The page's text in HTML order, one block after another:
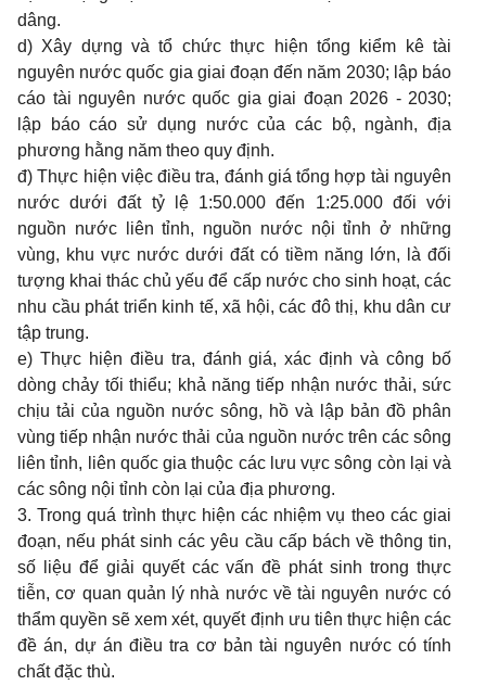
dâng.
d) Xây dựng và tổ chức thực hiện tổng kiểm kê tài
nguyên nước quốc gia giai đoạn đến năm 2030; lập báo
cáo tài nguyên nước quốc gia giai đoạn 2026 - 2030;
lập báo cáo sử dụng nước của các bộ, ngành, địa
phương hằng năm theo quy định.
đ) Thực hiện việc điều tra, đánh giá tổng hợp tài nguyên
nước dưới đất tỷ lệ 1:50.000 đến 1:25.000 đối với
nguồn nước liên tỉnh, nguồn nước nội tỉnh ở những
vùng, khu vực nước dưới đất có tiềm năng lớn, là đối
tượng khai thác chủ yếu để cấp nước cho sinh hoạt, các
nhu cầu phát triển kinh tế, xã hội, các đô thị, khu dân cư
tập trung.
e) Thực hiện điều tra, đánh giá, xác định và công bố
dòng chảy tối thiểu; khả năng tiếp nhận nước thải, sức
chịu tải của nguồn nước sông, hồ và lập bản đồ phân
vùng tiếp nhận nước thải của nguồn nước trên các sông
liên tỉnh, liên quốc gia thuộc các lưu vực sông còn lại và
các sông nội tỉnh còn lại của địa phương.
3. Trong quá trình thực hiện các nhiệm vụ theo các giai
đoạn, nếu phát sinh các yêu cầu cấp bách về thông tin,
số liệu để giải quyết các vấn đề phát sinh trong thực
tiễn, cơ quan quản lý nhà nước về tài nguyên nước có
thẩm quyền sẽ xem xét, quyết định ưu tiên thực hiện các
đề án, dự án điều tra cơ bản tài nguyên nước có tính
chấtđặc thù.